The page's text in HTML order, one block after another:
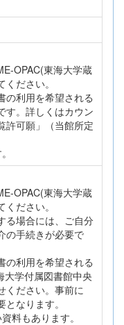
OPAC(東海大学蔵
ださい。
の利用を希望される
す。詳しくはカウン
許可願」（当館所定
OPAC(東海大学蔵
ださい。
る場合には、ご自分
の手続きが必要で
の利用を希望される
大学付属図書館中央
ください。事前に
なります。
料もあります。